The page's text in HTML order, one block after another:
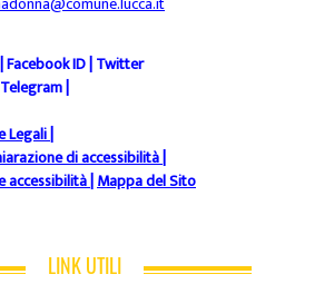
|Facebook ID|Twitter
Telegram|
Legali|
di accessibilità|
accessibilità|Mappa del Sito
LINK UTILI